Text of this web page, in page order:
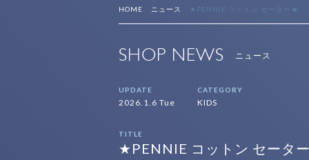
HOME ニュース ★PENNIE コットン セーター★
SHOP NEWS ニュース
UPDATE
2026.1.6 Tue
CATEGORY
KIDS
TITLE
★PENNIE コットン セータ